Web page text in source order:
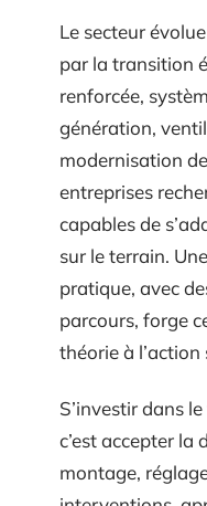
Le secteur
par la transition
renforcée,
génération,
modernisation
entreprises
capables de
sur le terrain.
pratique, avec
parcours, forge
théorie à
S’investir dans
c’est accepter la
montage,